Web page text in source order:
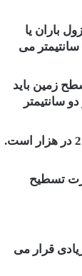
باران یا
آبیاری برای جوانه زنی و حرارت خاک بین 2 تا 5 سانتیمتر می
زمین باید
سانتیمتر
شیب مناسب زمین در کشت مکانیزه حدود 1 تا 2 در هزار است.
تسطیح
قرار می